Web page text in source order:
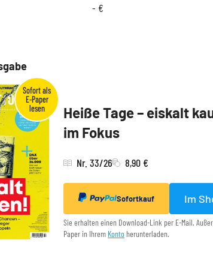
- €
Heiße Tage – eiskalt
im Fokus
Nr. 33/26 8,90 €
Sofortkauf Im
Sie erhalten einen Download-Link per E-Mail.
Paper in Ihrem Konto herunterladen.